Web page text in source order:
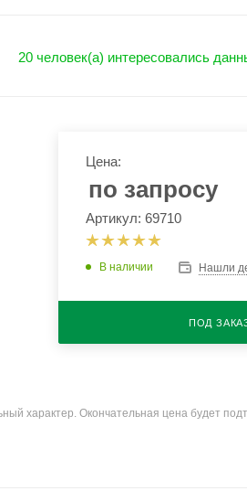
20 человек(а) интересовались
Цена:
по запросу
Артикул: 69710
В наличии Нашли
ПОД
характер. Окончательная цена будет